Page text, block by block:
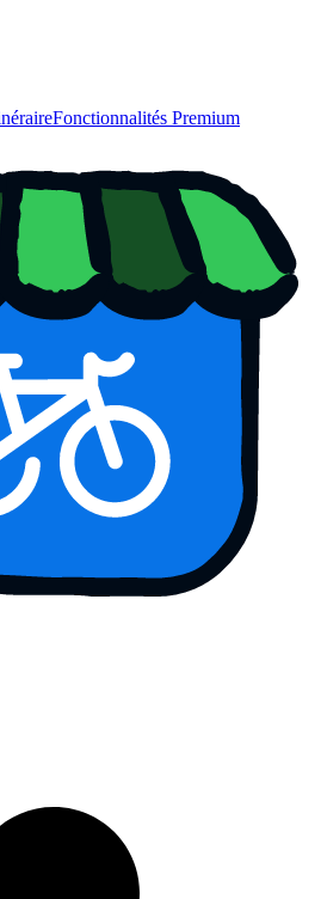
Fonctionnalités Premium